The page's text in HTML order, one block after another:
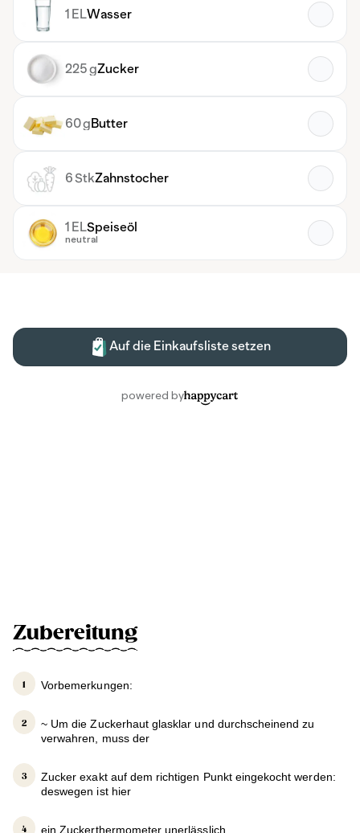
Zubereitung
Vorbemerkungen:
~ Um die Zuckerhaut glasklar und durchscheinend zu
verwahren, muss der
Zucker exakt auf dem richtigen Punkt eingekocht werden:
deswegen ist hier
ein Zuckerthermometer unerlässlich.